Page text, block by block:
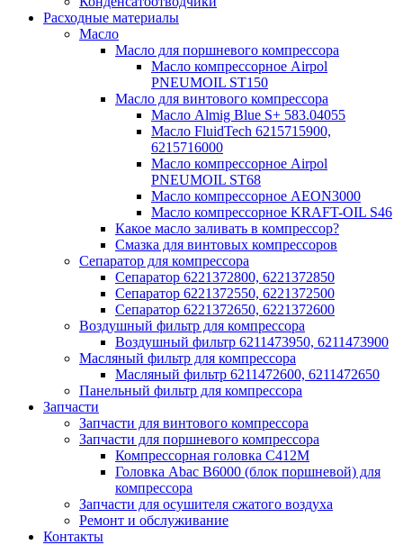
Расходные материалы
Масло
Масло для поршневого компрессора
Масло компрессорное Airpol
PNEUMOIL ST150
Масло для винтового компрессора
Масло Almig Blue S+ 583.04055
Масло FluidTech 6215715900,
6215716000
Масло компрессорное Airpol
PNEUMOIL ST68
Масло компрессорное AEON3000
Масло компрессорное KRAFT-OIL S46
Какое масло заливать в компрессор?
Смазка для винтовых компрессоров
Сепаратор для компрессора
Сепаратор 6221372800, 6221372850
Сепаратор 6221372550, 6221372500
Сепаратор 6221372650, 6221372600
Воздушный фильтр для компрессора
Воздушный фильтр 6211473950, 6211473900
Масляный фильтр для компрессора
Масляный фильтр 6211472600, 6211472650
Панельный фильтр для компрессора
Запчасти
Запчасти для винтового компрессора
Запчасти для поршневого компрессора
Компрессорная головка С412М
Головка Abac B6000 (блок поршневой) для
компрессора
Запчасти для осушителя сжатого воздуха
Ремонт и обслуживание
Контакты